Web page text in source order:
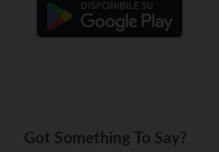
Got Something To Say?